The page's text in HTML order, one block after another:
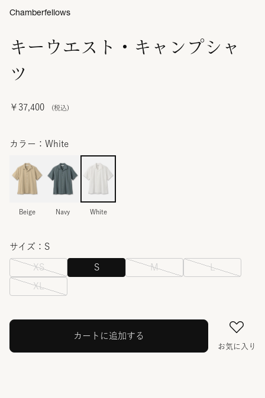
キーウエスト・キャンプシャ
ツ
￥37,400
Chamberfellows
カラー：White
Beige Navy White
サイズ：S
XS S M L
XL
カートに追加する
お気に入り